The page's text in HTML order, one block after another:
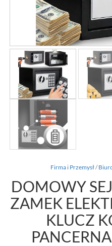
Firma i Przemysł/
DOMOWY
ZAMEK
KLUCZ